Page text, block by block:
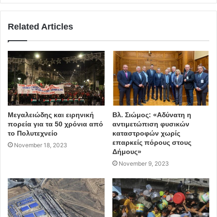
κυβέρνησης, σημείωσε ότι η παρούσα επιμήκυνση
στοχεύει μεταξύ άλλων στην διεύρυνση της σαιζόν.
Να τονιστεί τέλος ότι στο επόμενο διάστημα θα
παρουσιαστεί και καμπάνια προβολής για την τόνωση του
εγχώριου τουρισμού.
Related Articles
Μεγαλειώδης και ειρηνική
πορεία για τα 50 χρόνια από
το Πολυτεχνείο
November 18, 2023
Βλ. Σιώμος: «Αδύνατη η
αντιμετώπιση φυσικών
καταστροφών χωρίς
επαρκείς πόρους στους
Δήμους»
November 9, 2023